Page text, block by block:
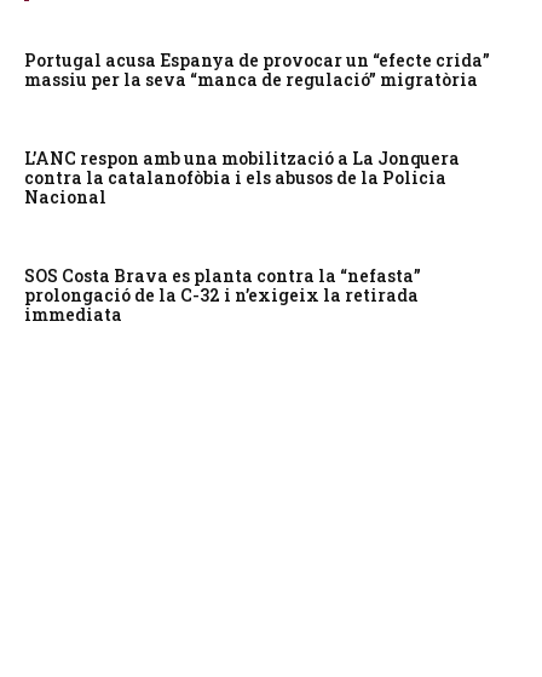
Portugal acusa Espanya de provocar un “efecte crida”
massiu per la seva “manca de regulació” migratòria
L’ANC respon amb una mobilització a La Jonquera
contra la catalanofòbia i els abusos de la Policia
Nacional
SOS Costa Brava es planta contra la “nefasta”
prolongació de la C-32 i n’exigeix la retirada
immediata